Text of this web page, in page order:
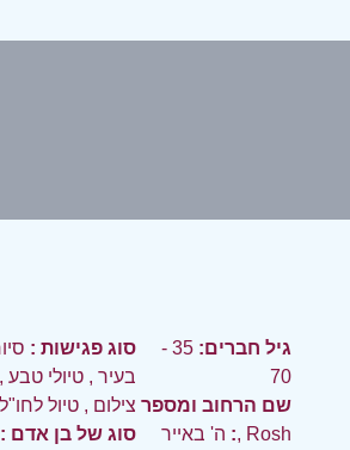
סוג פגישות :
בעיר , טיולי טבע ,
צילום , טיול לחו"ל
סוג של בן אדם :
גיל חברים:
35 -
70
שם הרחוב ומספר
: ה' באייר, Rosh